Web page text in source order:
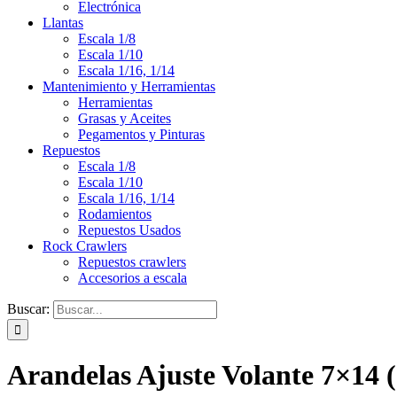
Electrónica
Llantas
Escala 1/8
Escala 1/10
Escala 1/16, 1/14
Mantenimiento y Herramientas
Herramientas
Grasas y Aceites
Pegamentos y Pinturas
Repuestos
Escala 1/8
Escala 1/10
Escala 1/16, 1/14
Rodamientos
Repuestos Usados
Rock Crawlers
Repuestos crawlers
Accesorios a escala
Buscar:
Arandelas Ajuste Volante 7×14